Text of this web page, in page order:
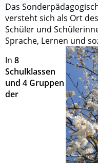
Das
versteht sich als Ort
Schüler und
Sprache, Lernen und
In 8
Schulklassen
und 4 Gruppen
der